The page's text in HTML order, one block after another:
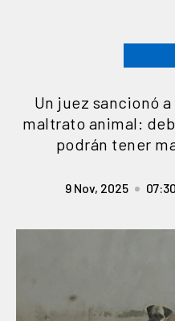
Un juez sancionó
maltrato animal:
podrán tener
9 Nov, 2025